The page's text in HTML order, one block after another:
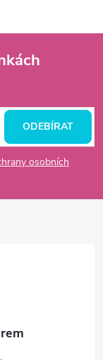
osobních
ODEBÍRAT